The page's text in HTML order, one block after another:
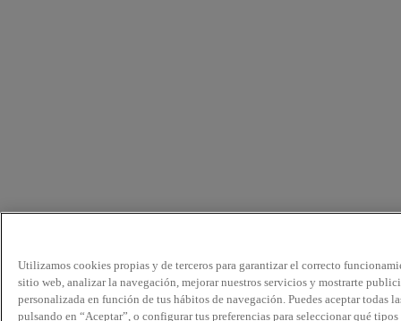
Utilizamos cookies propias y de terceros para garantizar el correcto
sitio web, analizar la navegación, mejorar nuestros servicios y mostrarte
personalizada en función de tus hábitos de navegación. Puedes aceptar todas
pulsando en “Aceptar”, o configurar tus preferencias para seleccionar qué tipos